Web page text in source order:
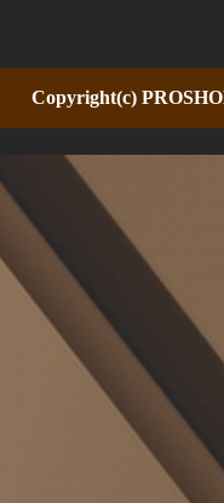
Copyright(c)